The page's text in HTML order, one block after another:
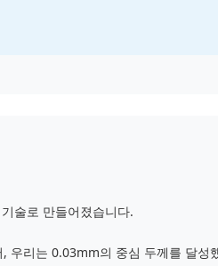
술로 만들어졌습니다.
우리는 0.03mm의 중심 두께를 달성